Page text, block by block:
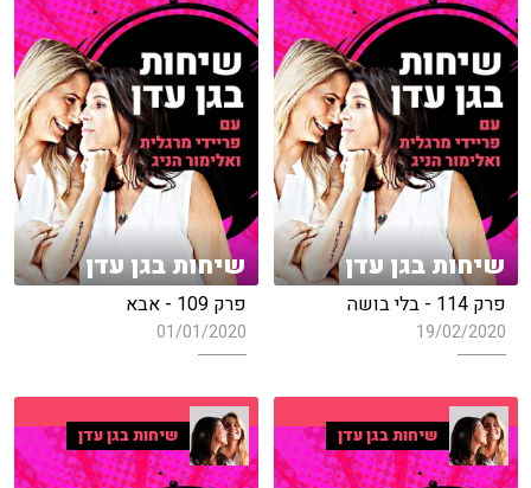
שיחות בגן עדן
פרק 114 - בלי בושה
19/02/2020
שיחות בגן עדן
פרק 109 - אבא
01/01/2020
שיחות בגן עדן שיחות בגן עדן